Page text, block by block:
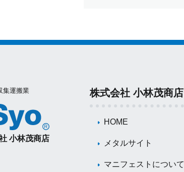
株式会社 小林茂商店
HOME
メタルサイト
マニフェストについて
集運搬業
小林茂商店